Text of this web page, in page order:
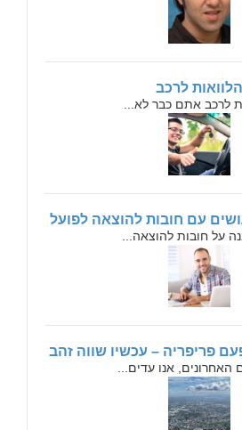
הלוואות לרכב
לרכב אתם כבר לא...
עם חובות להוצאה לפועל
על חובות להוצאה...
פריפריה – עכשיו שווה זהב
האחרונים, אנו עדים...